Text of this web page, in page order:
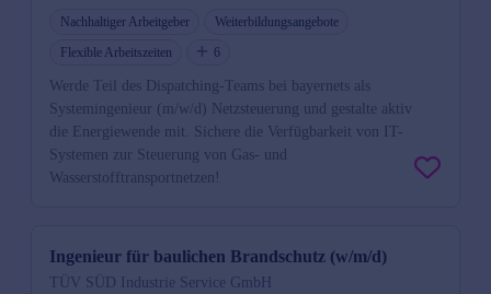
Nachhaltiger Arbeitgeber
Weiterbildungsangebote
Flexible Arbeitszeiten
6
Werde Teil des Dispatching-Teams bei bayernets als
Systemingenieur (m/w/d) Netzsteuerung und gestalte aktiv
die Energiewende mit. Sichere die Verfügbarkeit von IT-
Systemen zur Steuerung von Gas- und
Wasserstofftransportnetzen!
Ingenieur für baulichen Brandschutz (w/m/d)
TÜV SÜD Industrie Service GmbH